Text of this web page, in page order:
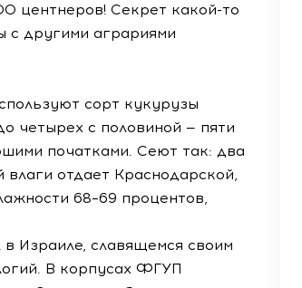
центнеров! Секрет какой-то
с другими аграриями
сорт кукурузы
четырех с половиной — пяти
початками. Сеют так: два
отдает Краснодарской,
68–69 процентов,
Израиле, славящемся своим
В корпусах ФГУП